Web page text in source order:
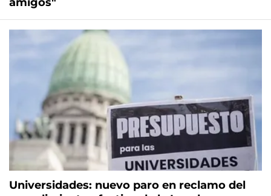
Universidades: nuevo paro en reclamo del